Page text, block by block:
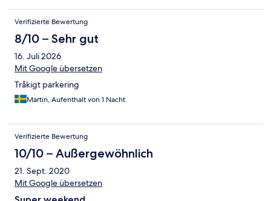
war zu Fuß in Kürze erreichbar. Das einzige Minus war der
fehlende Zimmerservice. Normalerweise werden in einem Hotel
die Zimmer täglich gesaugt und gewischt, die Betten gemacht
und frische Handtücher bereit gelegt. Diese vier Dinge habe ich
verschmerzen. Trotzdem würde ich diese Hotel wieder wählen.
Allerdings bei einem längeren Aufenthalt eben genanntes vor
Ort klar und deutlich reklamieren.
Verifizierte Bewertung
8/10 – Sehr gut
16. Juli 2026
Mit Google übersetzen
Tråkigt parkering
Martin, Aufenthalt von 1 Nacht
Verifizierte Bewertung
10/10 – Außergewöhnlich
21. Sept. 2020
Mit Google übersetzen